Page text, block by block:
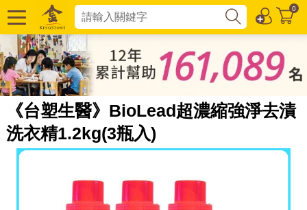
0
《台塑生醫》BioLead超濃縮強淨去漬
洗衣精1.2kg(3瓶入)